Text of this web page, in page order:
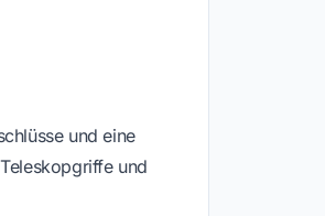
und eine
und